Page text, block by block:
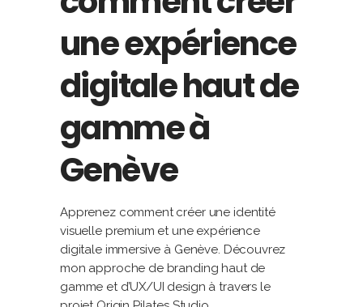
une expérience
digitale haut de
gamme à
Genève
Apprenez comment créer une identité
visuelle premium et une expérience
digitale immersive à Genève. Découvrez
mon approche de branding haut de
gamme et d’UX/UI design à travers le